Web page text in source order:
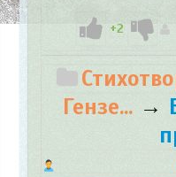
+2
Гензе...→